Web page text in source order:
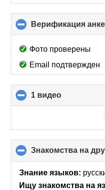
Верификация
Фото проверены
Email подтвержден
1 видео
to
Знакомства на
Знание языков:
Ищу знакомства на